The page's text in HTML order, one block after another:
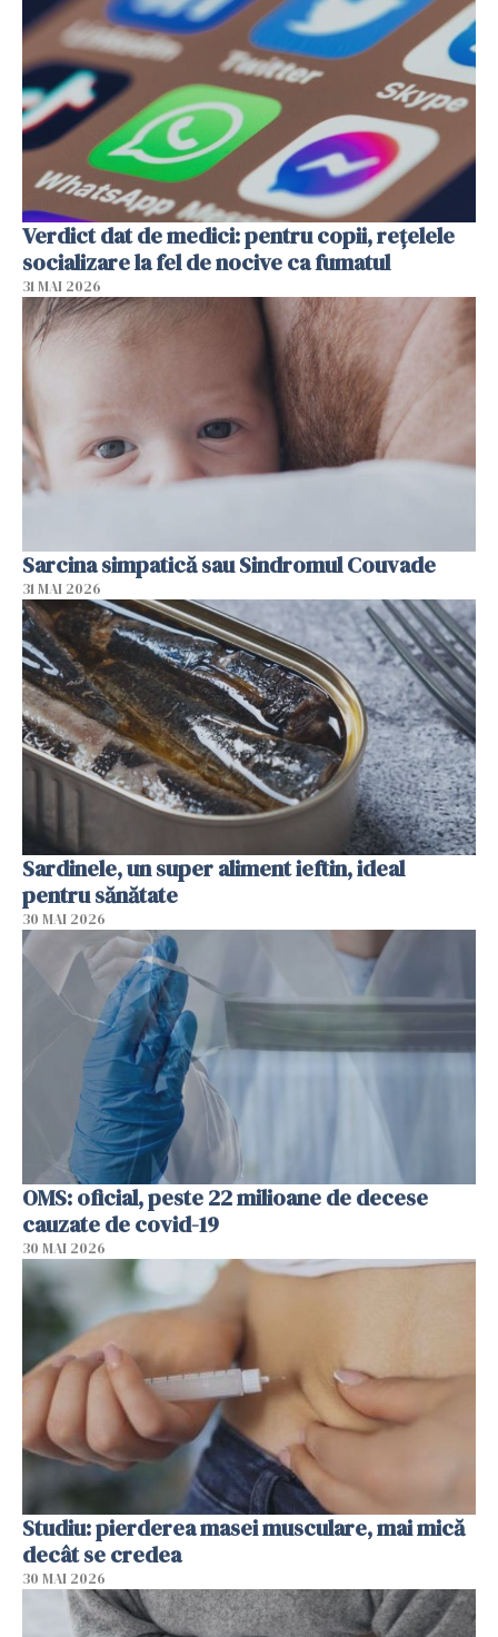
Verdict dat de medici: pentru copii, rețelele
socializare la fel de nocive ca fumatul
31 MAI 2026
Sarcina simpatică sau Sindromul Couvade
31 MAI 2026
Sardinele, un super aliment ieftin, ideal
pentru sănătate
30 MAI 2026
OMS: oficial, peste 22 milioane de decese
cauzate de covid-19
30 MAI 2026
Studiu: pierderea masei musculare, mai mică
decât se credea
30 MAI 2026